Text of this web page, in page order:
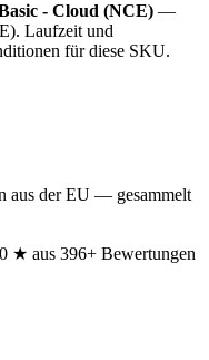
- Cloud (NCE) —
Laufzeit und
für diese SKU.
aus der EU — gesammelt
★ aus 396+ Bewertungen